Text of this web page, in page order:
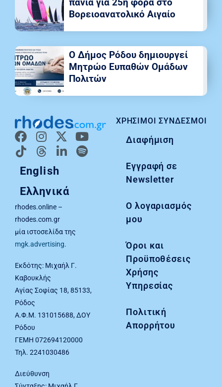
English
Ελληνικά
rhodes.online –
rhodes.com.gr
μία ιστοσελίδα της
mgk.advertising.
Εκδότης: Μιχαήλ Γ.
Καβουκλής
Αγίας Σοφίας 18, 85133,
Ρόδος
Α.Φ.Μ. 131015688, ΔΟΥ
Ρόδου
ΓΕΜΗ 072694120000
Τηλ. 2241030486
Διεύθυνση
ΧΡΉΣΙΜΟΙ ΣΎΝΔΕΣΜΟΙ
Διαφήμιση
Εγγραφή σε
Newsletter
Ο λογαριασμός
μου
Όροι και
Προϋποθέσεις
Χρήσης
Υπηρεσίας
Πολιτική
Απορρήτου
Βορειοανατολικό Αιγαίο
Ο Δήμος Ρόδου δημιουργεί
Μητρώο Ευπαθών Ομάδων
Πολιτών